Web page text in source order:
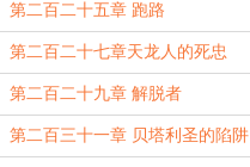
第二百二十五章 跑路
第二百二十七章天龙人的死忠
第二百二十九章 解脱者
第二百三十一章 贝塔利圣的陷阱